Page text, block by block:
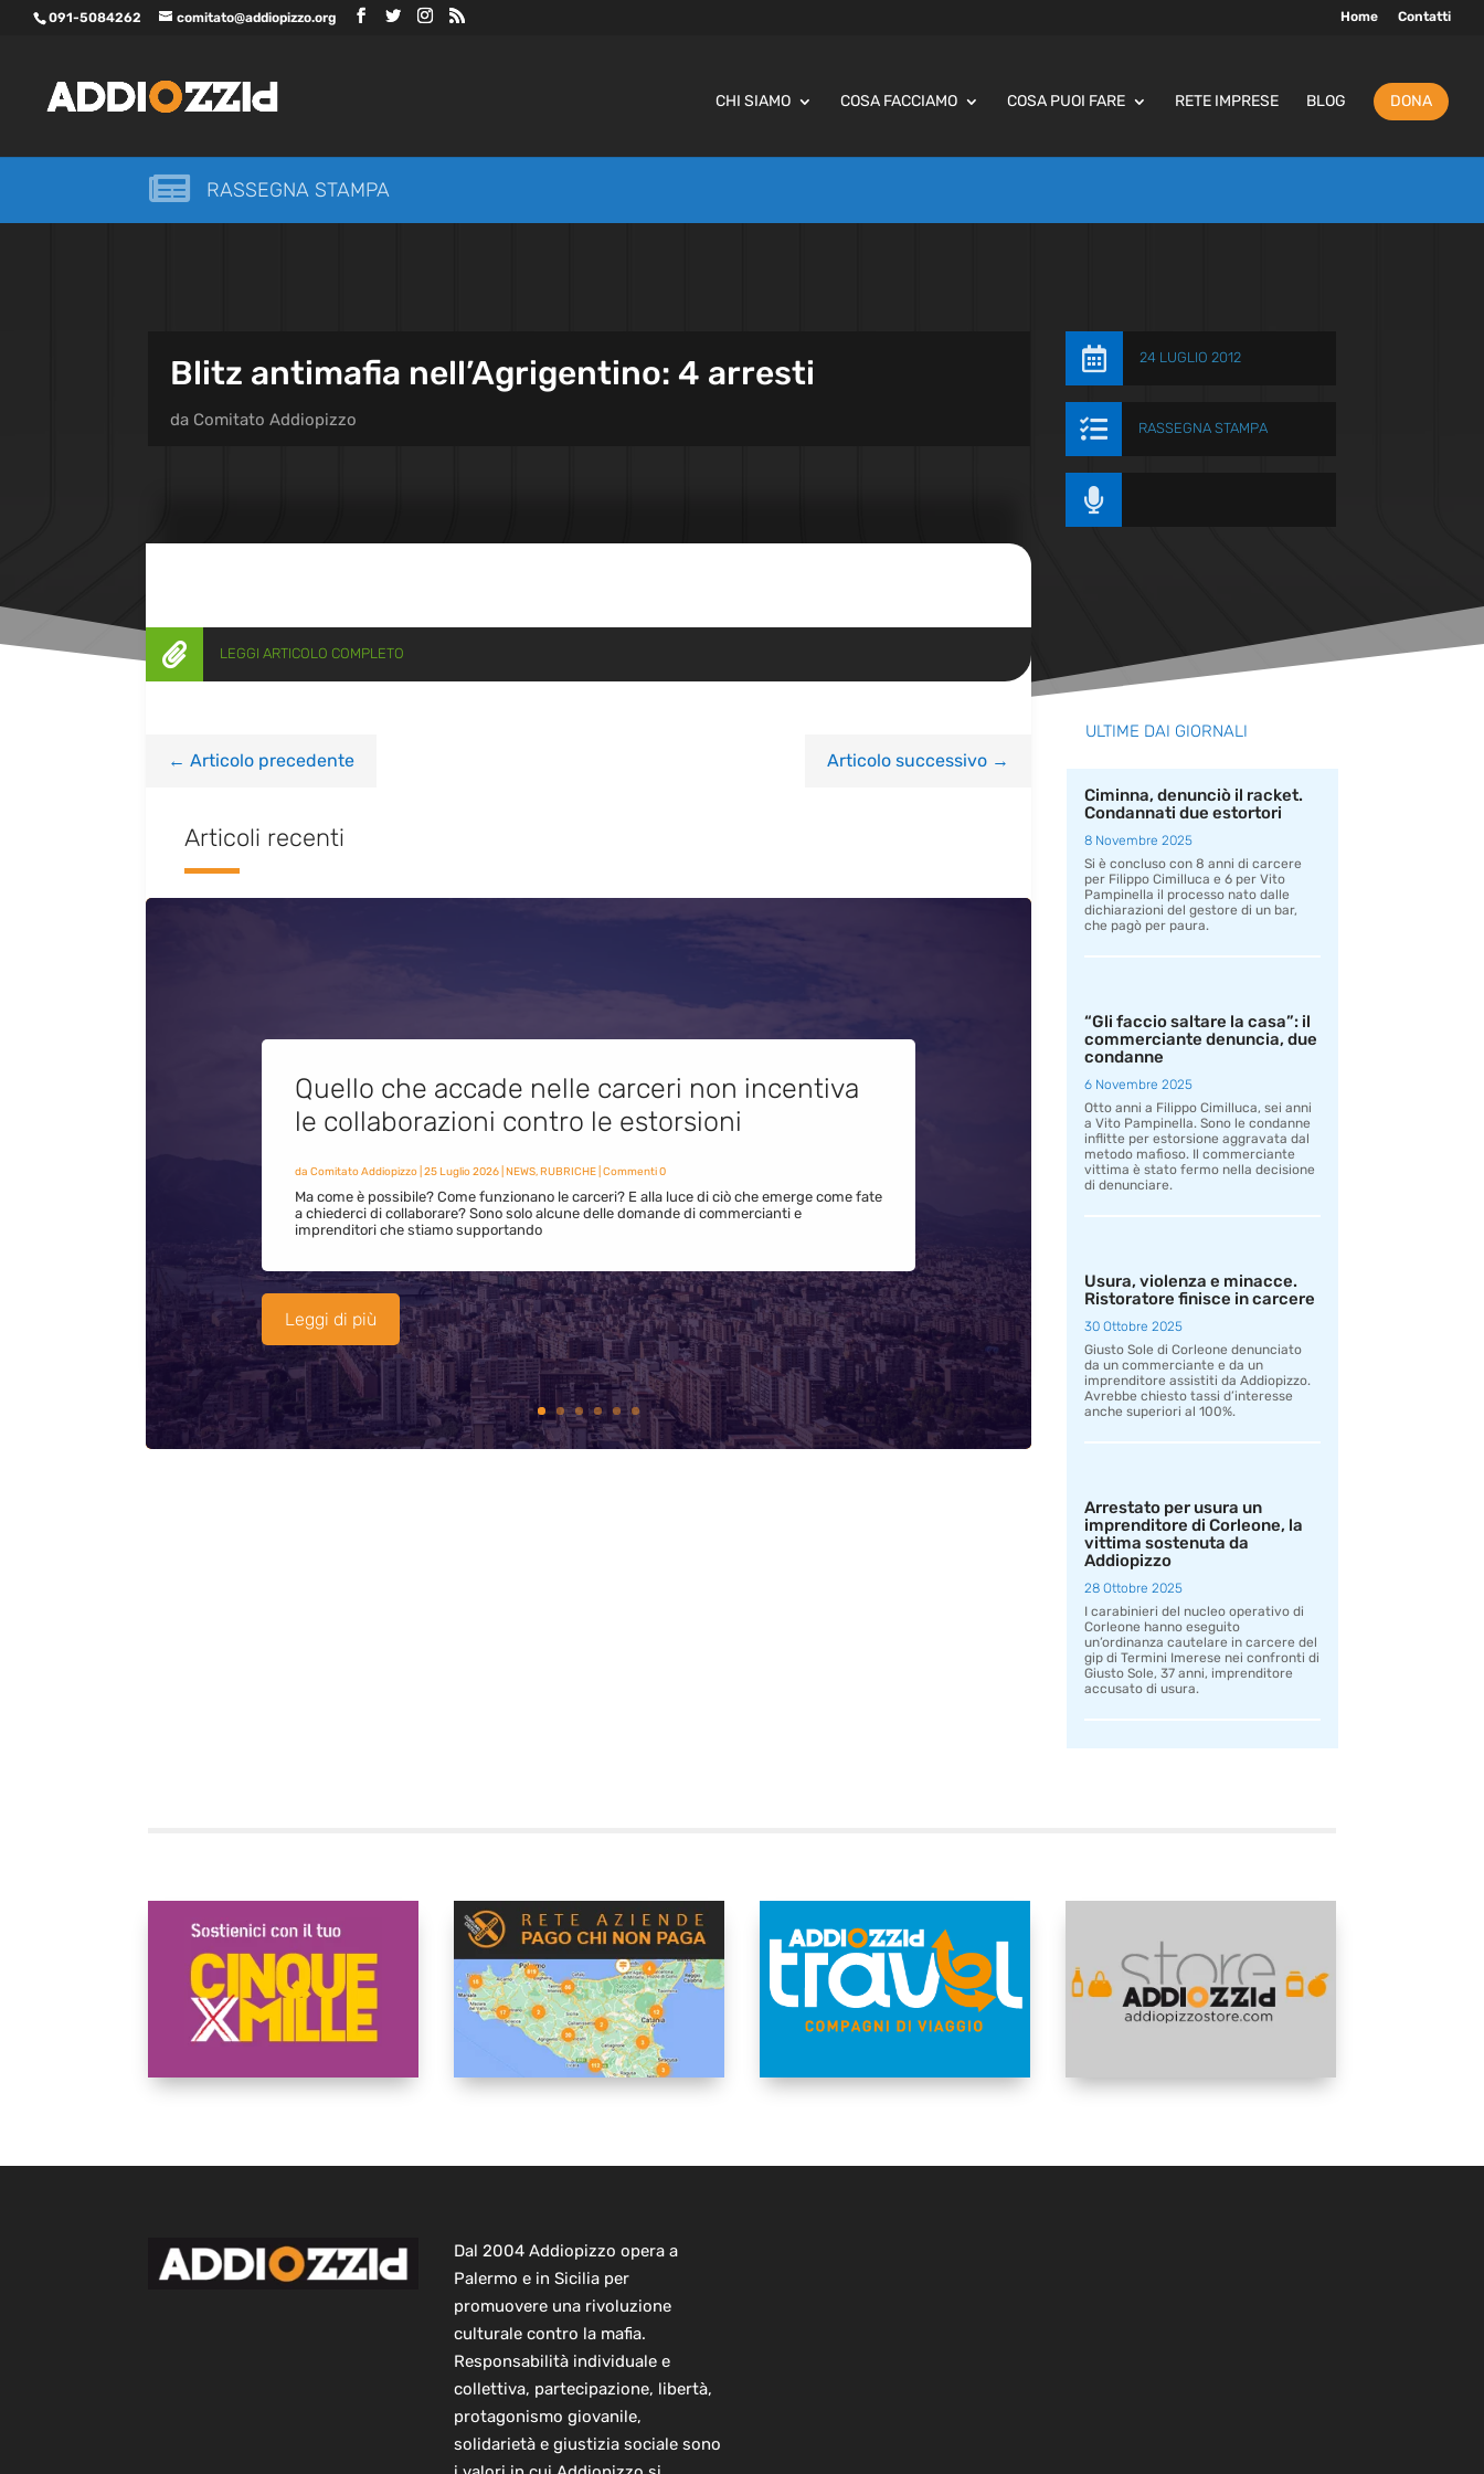
091-5084262 comitato@addiopizzo.org Home Contatti
CHI SIAMO COSA FACCIAMO COSA PUOI FARE RETE IMPRESE BLOG DONA
 RASSEGNA STAMPA
Blitz antimafia nell’Agrigentino: 4 arresti
da Comitato Addiopizzo
 24 LUGLIO 2012
 RASSEGNA STAMPA

 LEGGI ARTICOLO COMPLETO
← Articolo precedente Articolo successivo→
Articoli recenti
Quello che accade nelle carceri non incentiva
le collaborazioni contro le estorsioni
da Comitato Addiopizzo| 25 Luglio 2026| NEWS,RUBRICHE| Commenti 0
Ma come è possibile? Come funzionano le carceri? E alla luce di ciò che emerge come fate
a chiederci di collaborare? Sono solo alcune delle domande di commercianti e
imprenditori che stiamo supportando
Leggi di più
ULTIME DAI GIORNALI
Ciminna, denunciò il racket.
Condannati due estortori
8 Novembre 2025
Si è concluso con 8 anni di carcere
per Filippo Cimilluca e 6 per Vito
Pampinella il processo nato dalle
dichiarazioni del gestore di un bar,
che pagò per paura.
“Gli faccio saltare la casa”: il
commerciante denuncia, due
condanne
6 Novembre 2025
Otto anni a Filippo Cimilluca, sei anni
a Vito Pampinella. Sono le condanne
inflitte per estorsione aggravata dal
metodo mafioso. Il commerciante
vittima è stato fermo nella decisione
di denunciare.
Usura, violenza e minacce.
Ristoratore finisce in carcere
30 Ottobre 2025
Giusto Sole di Corleone denunciato
da un commerciante e da un
imprenditore assistiti da Addiopizzo.
Avrebbe chiesto tassi d’interesse
anche superiori al 100%.
Arrestato per usura un
imprenditore di Corleone, la
vittima sostenuta da
Addiopizzo
28 Ottobre 2025
I carabinieri del nucleo operativo di
Corleone hanno eseguito
un’ordinanza cautelare in carcere del
gip di Termini Imerese nei confronti di
Giusto Sole, 37 anni, imprenditore
accusato di usura.
Dal 2004 Addiopizzo opera a
Palermo e in Sicilia per
promuovere una rivoluzione
culturale contro la mafia.
Responsabilità individuale e
collettiva, partecipazione, libertà,
protagonismo giovanile,
solidarietà e giustizia sociale sono